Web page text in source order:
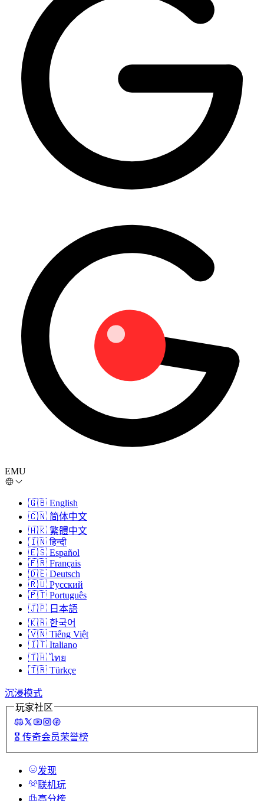
EMU
🇬🇧 English
🇨🇳 简体中文
🇭🇰 繁體中文
🇮🇳 हिन्दी
🇪🇸 Español
🇫🇷 Français
🇩🇪 Deutsch
🇷🇺 Русский
🇵🇹 Português
🇯🇵 日本語
🇰🇷 한국어
🇻🇳 Tiếng Việt
🇮🇹 Italiano
🇹🇭 ไทย
🇹🇷 Türkçe
沉浸模式
玩家社区
🎖️ 传奇会员荣誉榜
发现
联机玩
高分榜